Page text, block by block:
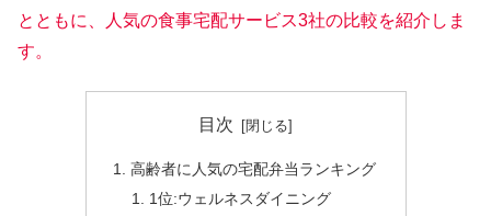
とともに、人気の食事宅配サービス3社の比較を紹介しま
す。
目次
高齢者に人気の宅配弁当ランキング
1位:ウェルネスダイニング